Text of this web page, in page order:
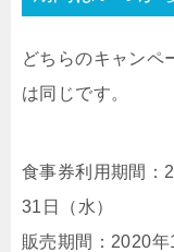
どちらのキャンペ
は同じです。
食事券利用期間：
31日（水）
販売期間：2020